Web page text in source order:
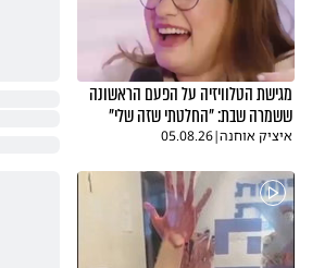
מגישת הטלוויזיה על הפעם הראשונה
ששמרה שבת: "החלטתי שזה שלי"
איציק אוחנה|
05.08.26